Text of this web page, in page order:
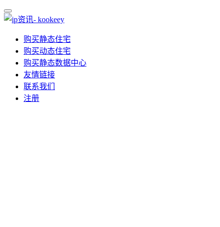
购买静态住宅
购买动态住宅
购买静态数据中心
友情链接
联系我们
注册